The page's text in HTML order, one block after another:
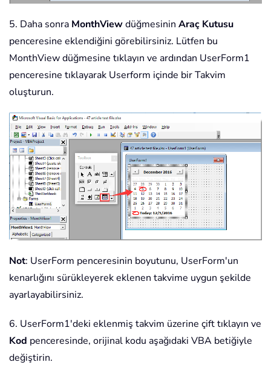
5. Daha sonra MonthViewdüğmesinin Araç Kutusu
penceresine eklendiğini görebilirsiniz. Lütfen bu
MonthView düğmesine tıklayın ve ardından UserForm1
penceresine tıklayarak Userform içinde bir Takvim
oluşturun.
Not: UserForm penceresinin boyutunu, UserForm'un
kenarlığını sürükleyerek eklenen takvime uygun şekilde
ayarlayabilirsiniz.
6. UserForm1'deki eklenmiş takvim üzerine çift tıklayın ve
Kod penceresinde, orijinal kodu aşağıdaki VBA betiğiyle
değiştirin.